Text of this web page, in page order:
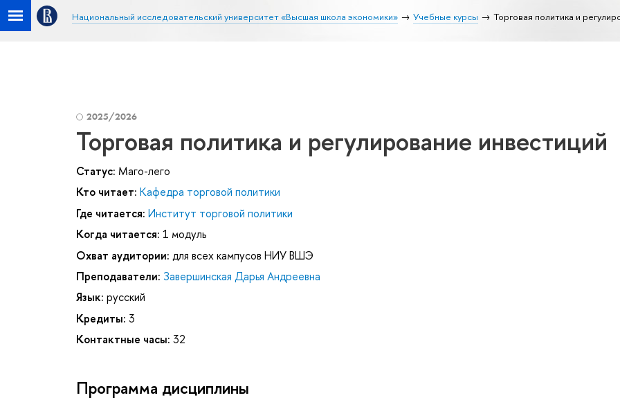
Национальный исследовательский университет «Высшая школа экономики» Учебные курсы Торговая политика и
2025/2026
Торговая политика и регулирование инвестиций
Статус: Маго-лего
Кто читает: Кафедра торговой политики
Где читается: Институт торговой политики
Когда читается: 1 модуль
Охват аудитории: для всех кампусов НИУ ВШЭ
Преподаватели: Завершинская Дарья Андреевна
Язык: русский
Кредиты: 3
Контактные часы: 32
Программа дисциплины